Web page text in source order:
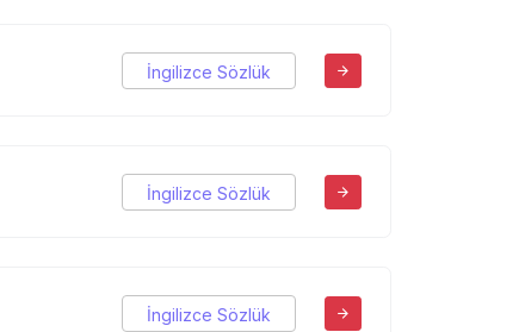
İngilizce Sözlük
İngilizce Sözlük
İngilizce Sözlük